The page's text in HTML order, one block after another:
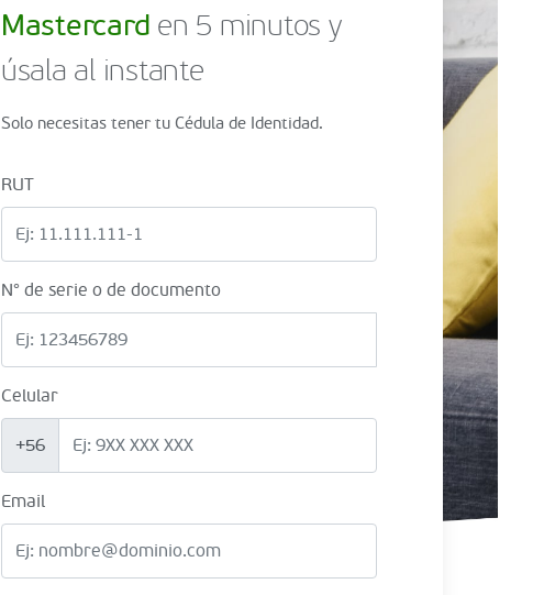
Mastercard en 5 minutos y
úsala al instante
Solo necesitas tener tu Cédula de Identidad.
RUT
N° de serie o de documento
Celular
+56
Email